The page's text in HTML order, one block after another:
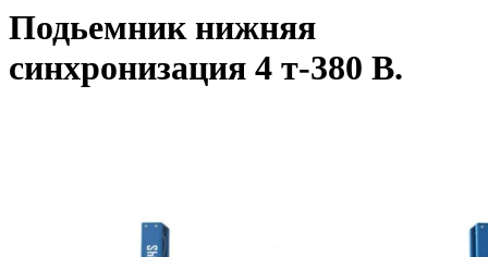
Подьемник нижняя
синхронизация 4 т-380 В.